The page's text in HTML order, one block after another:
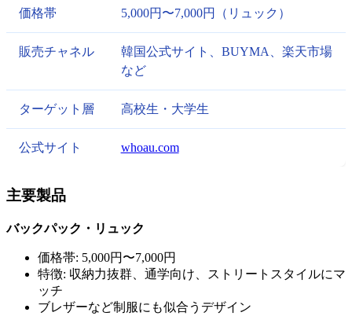
価格帯 5,000円〜7,000円（リュック）
販売チャネル
韓国公式サイト、BUYMA、楽天市場
など
ターゲット層 高校生・大学生
公式サイト whoau.com
主要製品
バックパック・リュック
価格帯: 5,000円〜7,000円
特徴: 収納力抜群、通学向け、ストリートスタイルにマ
ッチ
ブレザーなど制服にも似合うデザイン